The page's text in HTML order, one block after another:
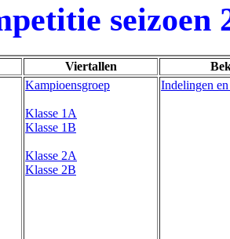
seizoen
Viertallen
Kampioensgroep
Klasse 1A
Klasse 1B
Klasse 2A
Klasse 2B
Indelingen